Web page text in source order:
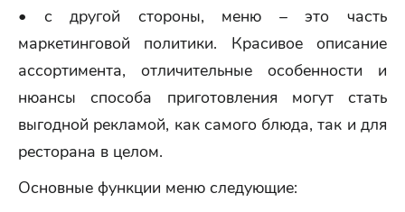
• с другой стороны, меню – это часть
маркетинговой политики. Красивое описание
ассортимента, отличительные особенности и
нюансы способа приготовления могут стать
выгодной рекламой, как самого блюда, так и для
ресторана в целом.
Основные функции меню следующие: